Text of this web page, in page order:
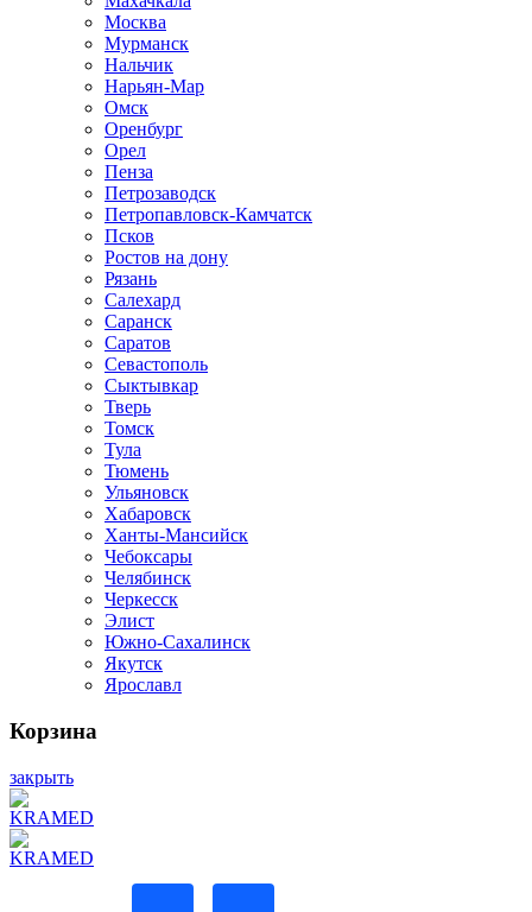
Москва
Мурманск
Нальчик
Нарьян-Мар
Омск
Оренбург
Орел
Пенза
Петрозаводск
Петропавловск-Камчатск
Псков
Ростов на дону
Рязань
Салехард
Саранск
Саратов
Севастополь
Сыктывкар
Тверь
Томск
Тула
Тюмень
Ульяновск
Хабаровск
Ханты-Мансийск
Чебоксары
Челябинск
Черкесск
Элист
Южно-Сахалинск
Якутск
Ярославл
Корзина
закрыть